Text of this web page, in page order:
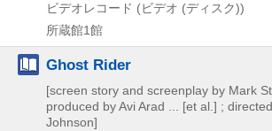
ビデオレコード (ビデオ (ディスク))
所蔵館1館
Ghost Rider
[screen story and screenplay by Mark
produced by Avi Arad ... [et al.] ;
Johnson]